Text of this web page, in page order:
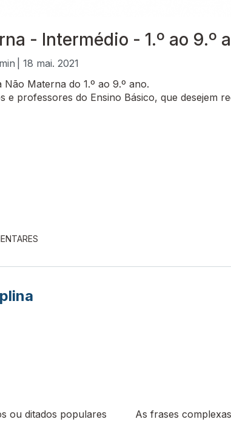
- Intermédio - 1.º ao 9.º
| 18 mai. 2021
Materna do 1.º ao 9.º ano.
e professores do Ensino Básico, que desejem
ou ditados populares
As frases